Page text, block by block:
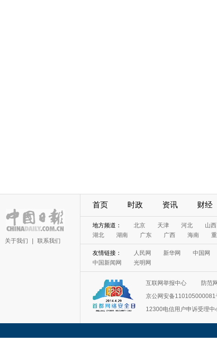
关于我们 联系我们
首页 时政 资讯 财经
地方频道： 北京 天津 河北
山西
湖北
湖南 广东 广西 海南
友情链接： 人民网 新华网
中国网
中国新闻网
光明网
互联网举报中心
防范
京公网安备110105000081
12300电信用户申诉受理中